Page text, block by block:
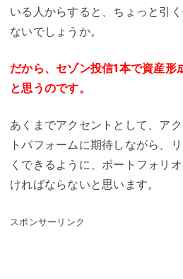
いる人からすると、ちょっと引
ないでしょうか。
だから、セゾン投信1本で資産形
と思うのです。
あくまでアクセントとして、ア
トパフォームに期待しながら、
くできるように、ポートフォリ
ければならないと思います。
スポンサーリンク